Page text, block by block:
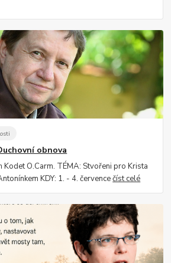
obnova
Kodet O.Carm. TÉMA: Stvořeni pro Krista
KDY: 1. - 4. červencečíst celé